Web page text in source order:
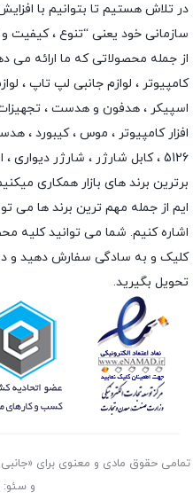
در تلاش هستیم تا بتوانیم با
سازمانی خود یعنی “تنوع ،
از جمله محصولاتی که ما ارائه می
کامپیوتر ، لوازم جانبی لپ تاپ ،
اسپیکر ، هدفون و هدست ،
افزار کامپیوتر ، موس ،کیبورد ،
5126 ،
کابل شارژر ، شارژر دیواری ،
برترین برند های بازار همکاری
ایم از جمله مهم ترین برند ها می
اشاره کنیم. شما می توانید کلیه
کلیک و به سادگی سفارش دهید و
تحویل بگیرید.
و سئو: